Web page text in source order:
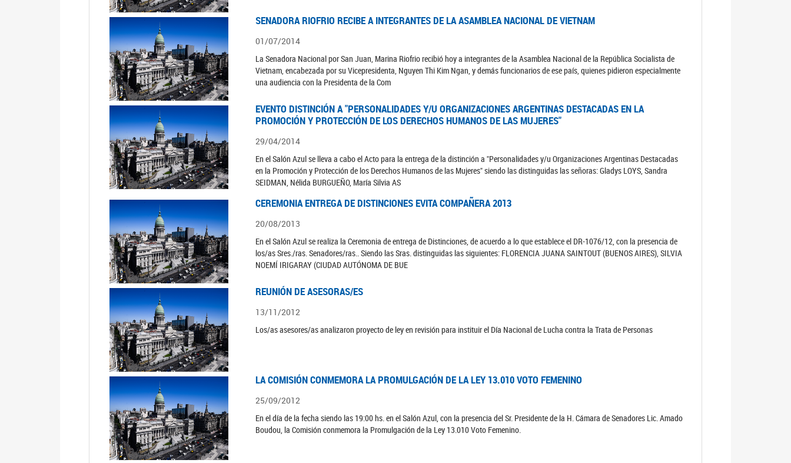
SENADORA RIOFRIO RECIBE A INTEGRANTES DE LA ASAMBLEA NACIONAL DE VIETNAM
01/07/2014
La Senadora Nacional por San Juan, Marina Riofrio recibió hoy a integrantes de la Asamblea Nacional de la República Socialista de
Vietnam, encabezada por su Vicepresidenta, Nguyen Thi Kim Ngan, y demás funcionarios de ese país, quienes pidieron especialmente
una audiencia con la Presidenta de la Com
EVENTO DISTINCIÓN A "PERSONALIDADES Y/U ORGANIZACIONES ARGENTINAS DESTACADAS EN LA
PROMOCIÓN Y PROTECCIÓN DE LOS DERECHOS HUMANOS DE LAS MUJERES"
29/04/2014
En el Salón Azul se lleva a cabo el Acto para la entrega de la distinción a "Personalidades y/u Organizaciones Argentinas Destacadas
en la Promoción y Protección de los Derechos Humanos de las Mujeres" siendo las distinguidas las señoras: Gladys LOYS, Sandra
SEIDMAN, Nélida BURGUEÑO, María Silvia AS
CEREMONIA ENTREGA DE DISTINCIONES EVITA COMPAÑERA 2013
20/08/2013
En el Salón Azul se realiza la Ceremonia de entrega de Distinciones, de acuerdo a lo que establece el DR-1076/12, con la presencia de
los/as Sres./ras. Senadores/ras.. Siendo las Sras. distinguidas las siguientes: FLORENCIA JUANA SAINTOUT (BUENOS AIRES), SILVIA
NOEMÍ IRIGARAY (CIUDAD AUTÓNOMA DE BUE
REUNIÓN DE ASESORAS/ES
13/11/2012
Los/as asesores/as analizaron proyecto de ley en revisión para instituir el Día Nacional de Lucha contra la Trata de Personas
LA COMISIÓN CONMEMORA LA PROMULGACIÓN DE LA LEY 13.010 VOTO FEMENINO
25/09/2012
En el día de la fecha siendo las 19:00 hs. en el Salón Azul, con la presencia del Sr. Presidente de la H. Cámara de Senadores Lic. Amado
Boudou, la Comisión conmemora la Promulgación de la Ley 13.010 Voto Femenino.